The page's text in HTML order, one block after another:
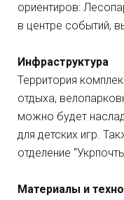
ориентиров:
в центре событий,
Инфраструктура
Территория
отдыха,
можно будет
для детских игр.
отделение
Материалы и